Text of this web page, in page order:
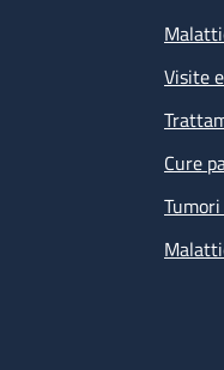
Visite
Cure